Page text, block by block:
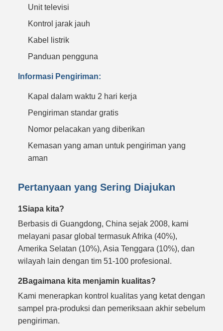
Unit televisi
Kontrol jarak jauh
Kabel listrik
Panduan pengguna
Informasi Pengiriman:
Kapal dalam waktu 2 hari kerja
Pengiriman standar gratis
Nomor pelacakan yang diberikan
Kemasan yang aman untuk pengiriman yang
aman
Pertanyaan yang Sering Diajukan
1Siapa kita?
Berbasis di Guangdong, China sejak 2008, kami
melayani pasar global termasuk Afrika (40%),
Amerika Selatan (10%), Asia Tenggara (10%), dan
wilayah lain dengan tim 51-100 profesional.
2Bagaimana kita menjamin kualitas?
Kami menerapkan kontrol kualitas yang ketat dengan
sampel pra-produksi dan pemeriksaan akhir sebelum
pengiriman.